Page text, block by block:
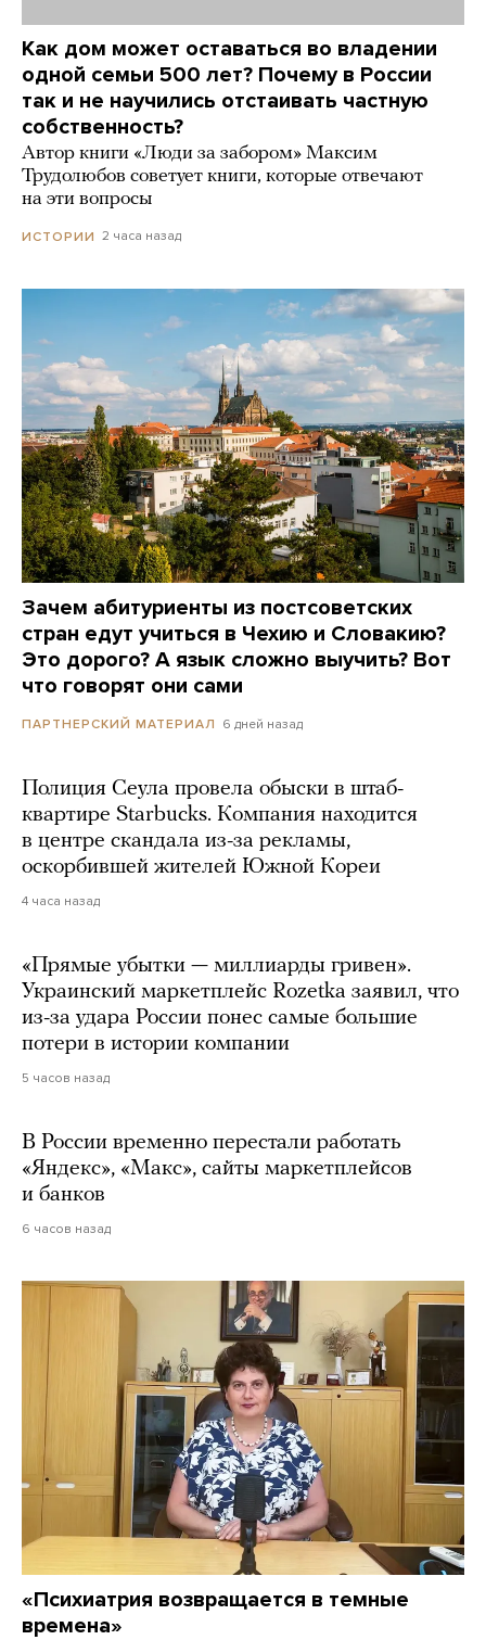
Как дом может оставаться во владении
одной семьи 500 лет? Почему в России
так и не научились отстаивать частную
собственность?
Автор книги «Люди за забором» Максим
Трудолюбов советует книги, которые отвечают
на эти вопросы
ИСТОРИИ 2 часа назад
Зачем абитуриенты из постсоветских
стран едут учиться в Чехию и Словакию?
Это дорого? А язык сложно выучить? Вот
что говорят они сами
ПАРТНЕРСКИЙ МАТЕРИАЛ 6 дней назад
Полиция Сеула провела обыски в штаб-
квартире Starbucks. Компания находится
в центре скандала из-за рекламы,
оскорбившей жителей Южной Кореи
4 часа назад
«Прямые убытки — миллиарды гривен».
Украинский маркетплейс Rozetka заявил, что
из-за удара России понес самые большие
потери в истории компании
5 часов назад
В России временно перестали работать
«Яндекс», «Макс», сайты маркетплейсов
и банков
6 часов назад
«Психиатрия возвращается в темные
времена»